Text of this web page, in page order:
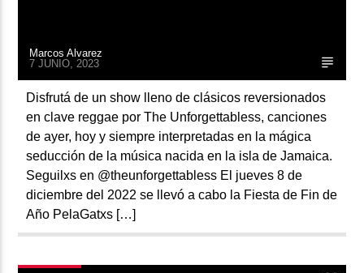
Marcos Alvarez
7 JUNIO, 2023
Disfrutá de un show lleno de clásicos reversionados
en clave reggae por The Unforgettabless, canciones
de ayer, hoy y siempre interpretadas en la mágica
seducción de la música nacida en la isla de Jamaica.
Seguilxs en @theunforgettabless El jueves 8 de
diciembre del 2022 se llevó a cabo la Fiesta de Fin de
Año PelaGatxs […]